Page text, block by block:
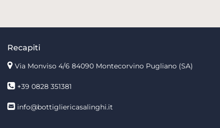
Recapiti
Via Monviso 4/6 84090 Montecorvino Pugliano (SA)
+39 0828 351381
info@bottigliericasalinghi.it